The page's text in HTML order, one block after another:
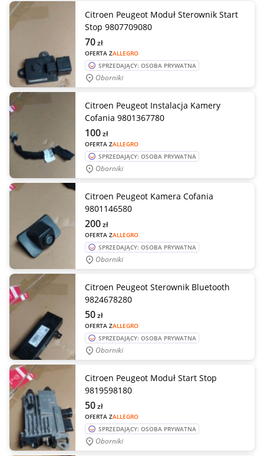
Citroen Peugeot Moduł Sterownik Start
Stop 9807709080
OFERTA ZALLEGRO
70zł
SPRZEDAJĄCY: OSOBA PRYWATNA
Oborniki
Citroen Peugeot Instalacja Kamery
Cofania 9801367780
OFERTA ZALLEGRO
100zł
SPRZEDAJĄCY: OSOBA PRYWATNA
Oborniki
Citroen Peugeot Kamera Cofania
9801146580
OFERTA ZALLEGRO
200zł
SPRZEDAJĄCY: OSOBA PRYWATNA
Oborniki
Citroen Peugeot Sterownik Bluetooth
9824678280
OFERTA ZALLEGRO
50zł
SPRZEDAJĄCY: OSOBA PRYWATNA
Oborniki
Citroen Peugeot Moduł Start Stop
9819598180
OFERTA ZALLEGRO
50zł
SPRZEDAJĄCY: OSOBA PRYWATNA
Oborniki